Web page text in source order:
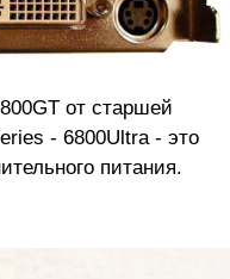
от старшей
- 6800Ultra - это
питания.